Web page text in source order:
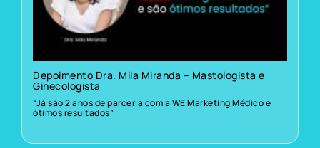
Depoimento Dra. Mila Miranda – Mastologista e
Ginecologista
“Já são 2 anos de parceria com a WE Marketing Médico e
ótimos resultados”